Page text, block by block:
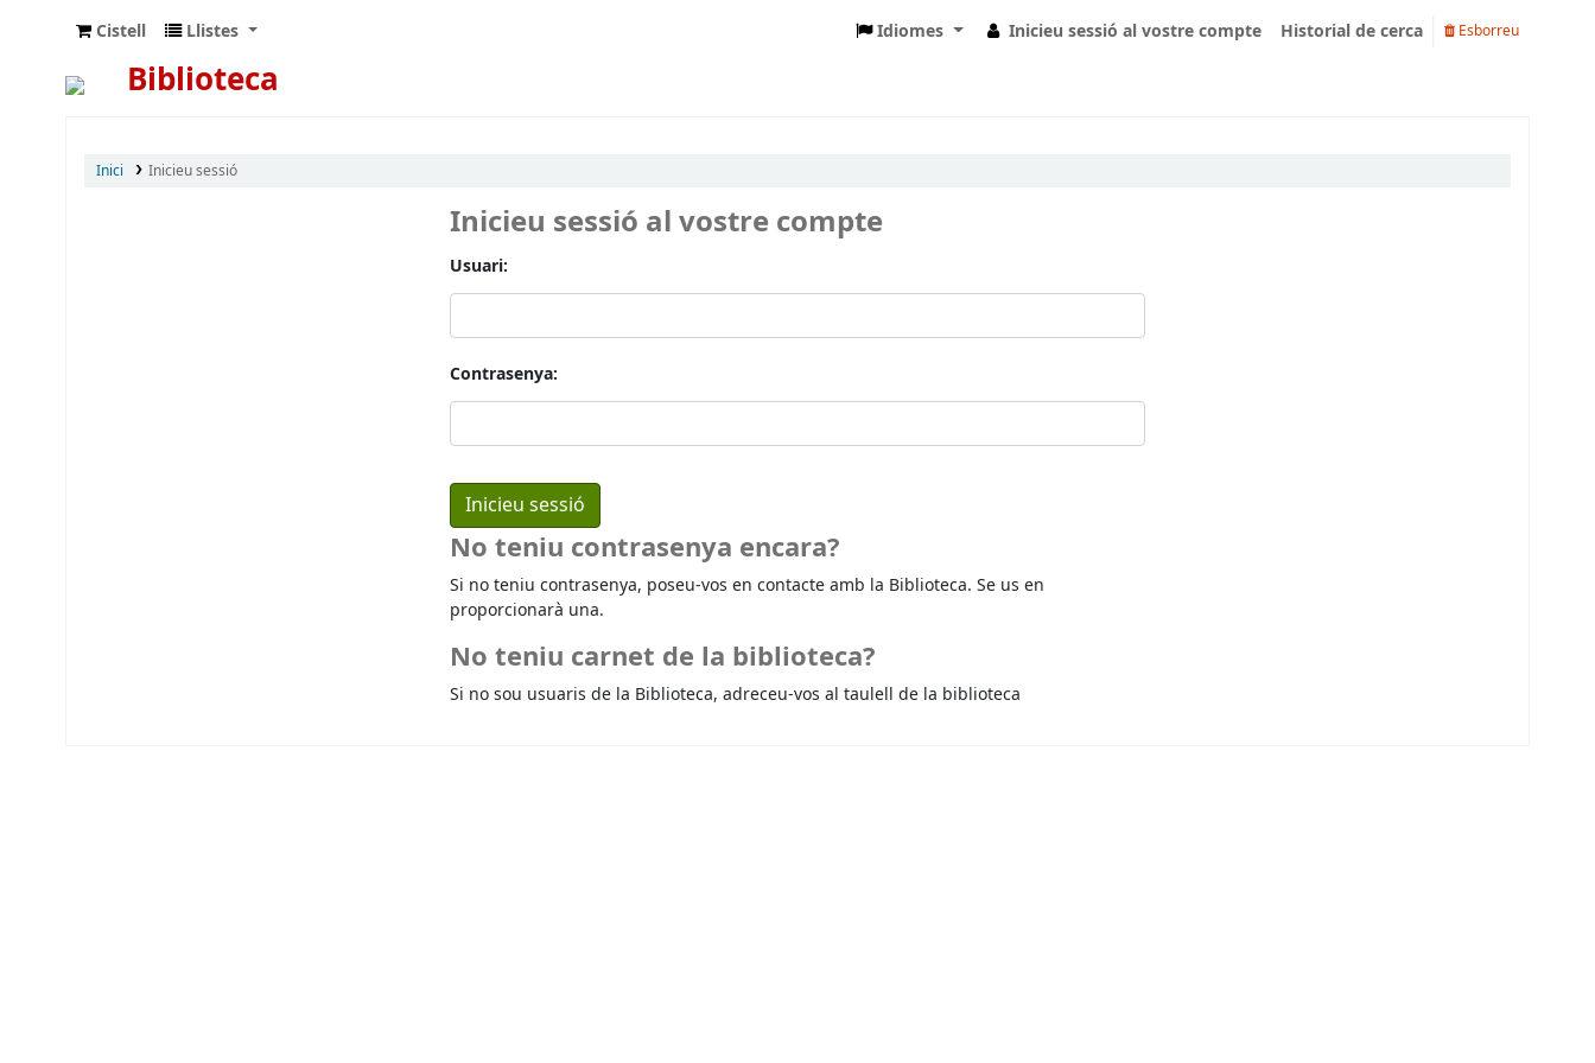
Cistell Llistes Idiomes Inicieu sessió al vostre compte Historial de cerca Esborreu
Biblioteca
Inici Inicieu sessió
Inicieu sessió al vostre compte
Usuari:
Contrasenya:
No teniu contrasenya encara?
Si no teniu contrasenya, poseu-vos en contacte amb la Biblioteca. Se us en
proporcionarà una.
No teniu carnet de la biblioteca?
Si no sou usuaris de la Biblioteca, adreceu-vos al taulell de la biblioteca